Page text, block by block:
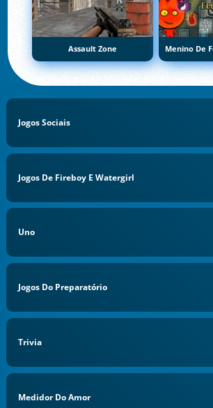
Assault Zone
Jogos Sociais
Jogos De Fireboy E Watergirl
Uno
Jogos Do Preparatório
Trivia
Medidor Do Amor